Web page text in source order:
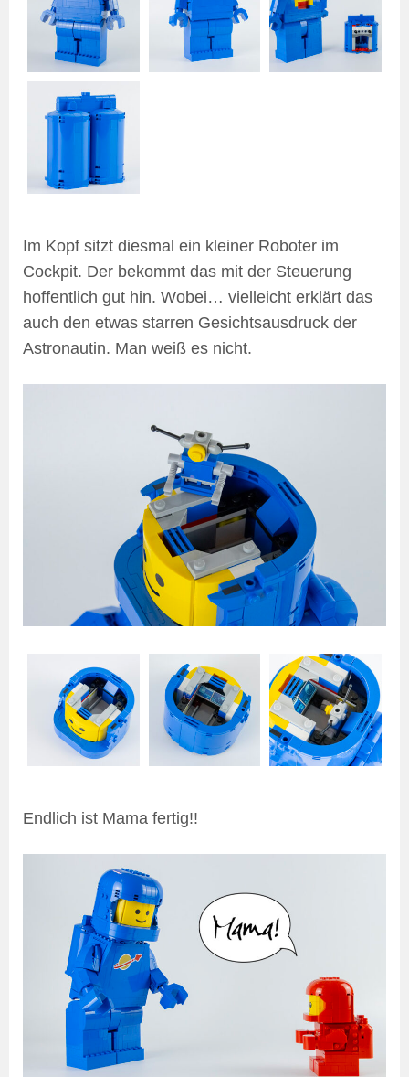
Im Kopf sitzt diesmal ein kleiner Roboter im
Cockpit. Der bekommt das mit der Steuerung
hoffentlich gut hin. Wobei… vielleicht erklärt das
auch den etwas starren Gesichtsausdruck der
Astronautin. Man weiß es nicht.
Endlich ist Mama fertig!!